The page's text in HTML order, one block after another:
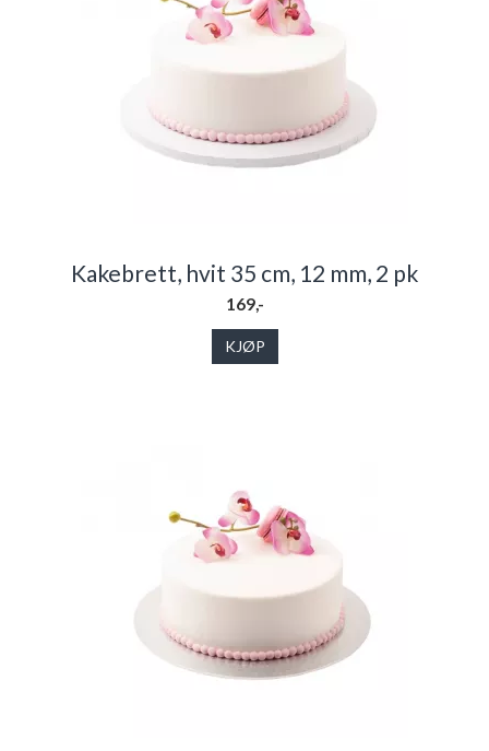
Kakebrett, hvit 35 cm, 12 mm, 2 pk
169,-
KJØP